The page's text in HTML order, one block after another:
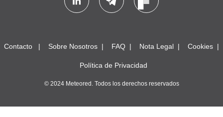
Contacto Sobre Nosotros FAQ Nota Legal Cookies
Política de Privacidad
© 2024 Meteored. Todos los derechos reservados